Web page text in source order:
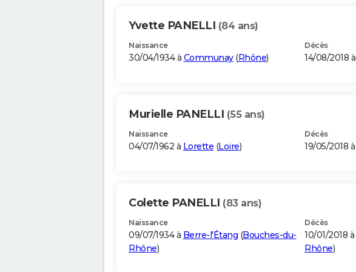
Yvette PANELLI (84 ans)
Naissance
30/04/1934 à Communay(Rhône)
Décès
14/08/2018 à
Murielle PANELLI (55 ans)
Naissance
04/07/1962 à Lorette (Loire)
Décès
19/05/2018 à
Colette PANELLI (83 ans)
Naissance
09/07/1934 à Berre-l'Étang (Bouches-du-
Rhône)
Décès
10/01/2018 à
Rhône)